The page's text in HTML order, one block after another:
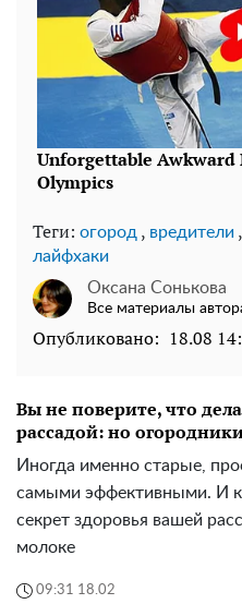
Теги: огород , вредители ,
лайфхаки
Оксана Сонькова
Все материалы
Опубликовано: 18.08
Вы не поверите, что
рассадой: но
Иногда именно старые,
самыми эффективными. И
секрет здоровья вашей
молоке
09:31 18.02